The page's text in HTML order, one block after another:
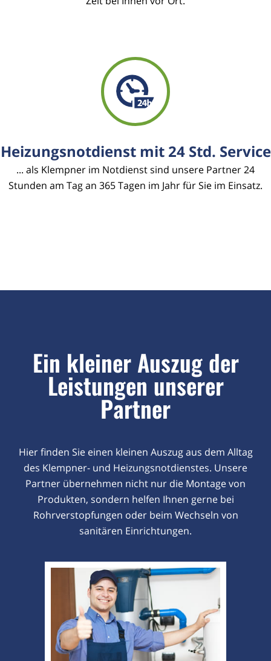
Heizungsnotdienst mit 24 Std. Service
... als Klempner im Notdienst sind unsere Partner 24
Stunden am Tag an 365 Tagen im Jahr für Sie im Einsatz.
Ein kleiner Auszug der
Leistungen unserer
Partner
Hier finden Sie einen kleinen Auszug aus dem Alltag
des Klempner- und Heizungsnotdienstes. Unsere
Partner übernehmen nicht nur die Montage von
Produkten, sondern helfen Ihnen gerne bei
Rohrverstopfungen oder beim Wechseln von
sanitären Einrichtungen.